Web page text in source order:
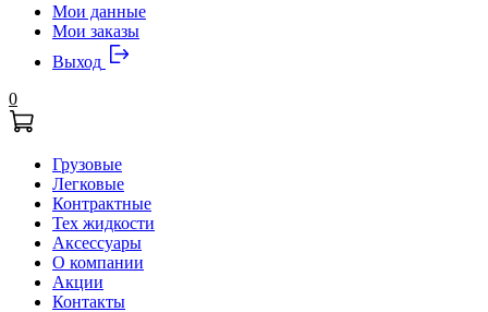
Мои данные
Мои заказы
Выход
0
Грузовые
Легковые
Контрактные
Тех жидкости
Аксессуары
О компании
Акции
Контакты